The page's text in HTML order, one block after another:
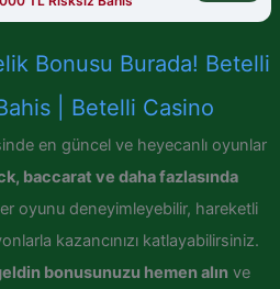
Bonusu Burada! Betelli
| Betelli Casino
en güncel ve heyecanlı oyunlar
baccarat ve daha fazlasında
oyunu deneyimleyebilir, hareketli
kazancınızı katlayabilirsiniz.
bonusunuzu hemen alın ve